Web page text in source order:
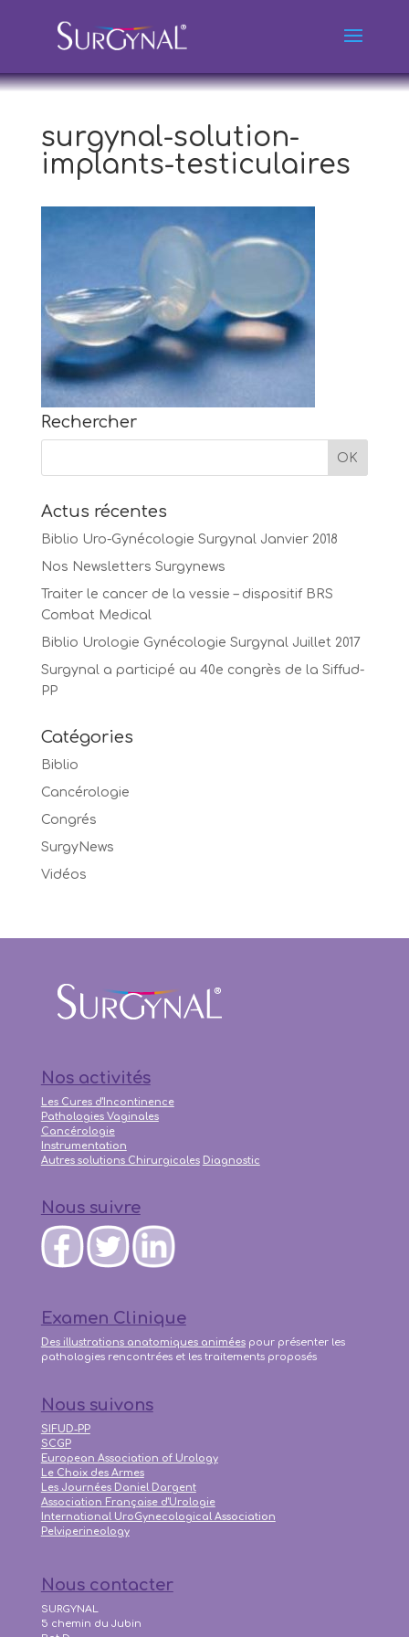
surgynal-solution-
implants-testiculaires
Rechercher
Actus récentes
Biblio Uro-Gynécologie Surgynal Janvier 2018
Nos Newsletters Surgynews
Traiter le cancer de la vessie – dispositif BRS
Combat Medical
Biblio Urologie Gynécologie Surgynal Juillet 2017
Surgynal a participé au 40e congrès de la Siffud-
PP
Catégories
Biblio
Cancérologie
Congrés
SurgyNews
Vidéos
Nos activités
Les Cures d'Incontinence
Pathologies Vaginales
Cancérologie
Instrumentation
Autres solutions Chirurgicales Diagnostic
Nous suivre
Examen Clinique
Des illustrations anatomiques animéespour présenter les
pathologies rencontrées et les traitements proposés
Nous suivons
SIFUD-PP
SCGP
European Association of Urology
Le Choix des Armes
Les Journées Daniel Dargent
Association Française d'Urologie
International UroGynecological Association
Pelviperineology
Nous contacter
SURGYNAL
5 chemin du Jubin